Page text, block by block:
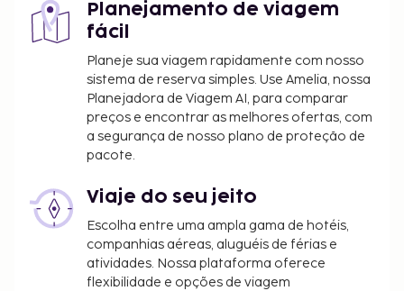
Planejamento de viagem
fácil
Planeje sua viagem rapidamente com nosso
sistema de reserva simples. Use Amelia, nossa
Planejadora de Viagem AI, para comparar
preços e encontrar as melhores ofertas, com
a segurança de nosso plano de proteção de
pacote.
Viaje do seu jeito
Escolha entre uma ampla gama de hotéis,
companhias aéreas, aluguéis de férias e
atividades. Nossa plataforma oferece
flexibilidade e opções de viagem